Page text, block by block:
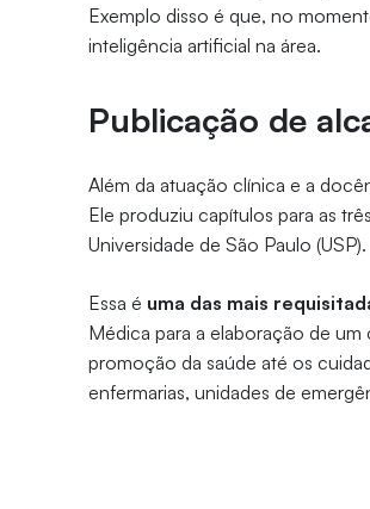
Exemplo disso é que, no
inteligência artificial na área.
Publicação de
Além da atuação clínica e a
Ele produziu capítulos para as
Universidade de São Paulo (USP).
Essa é uma das mais
Médica para a elaboração de
promoção da saúde até os
enfermarias, unidades de